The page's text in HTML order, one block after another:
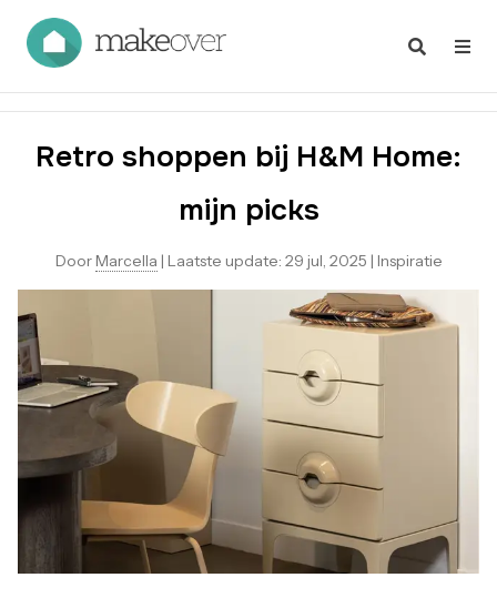
Retro shoppen bij H&M Home:
mijn picks
Door Marcella | Laatste update: 29 jul, 2025 | Inspiratie